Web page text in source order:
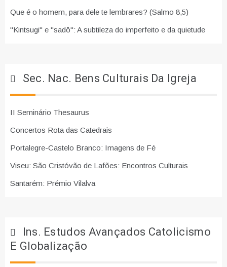
Que é o homem, para dele te lembrares? (Salmo 8,5)
"Kintsugi" e "sadō": A subtileza do imperfeito e da quietude
Sec. Nac. Bens Culturais Da Igreja
II Seminário Thesaurus
Concertos Rota das Catedrais
Portalegre-Castelo Branco: Imagens de Fé
Viseu: São Cristóvão de Lafões: Encontros Culturais
Santarém: Prémio Vilalva
Ins. Estudos Avançados Catolicismo
E Globalização